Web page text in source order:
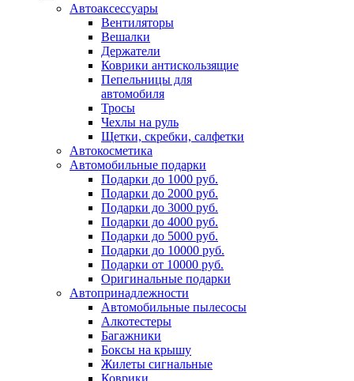
Автоаксессуары
Вентиляторы
Вешалки
Держатели
Коврики антискользящие
Пепельницы для
автомобиля
Тросы
Чехлы на руль
Щетки, скребки, салфетки
Автокосметика
Автомобильные подарки
Подарки до 1000 руб.
Подарки до 2000 руб.
Подарки до 3000 руб.
Подарки до 4000 руб.
Подарки до 5000 руб.
Подарки до 10000 руб.
Подарки от 10000 руб.
Оригинальные подарки
Автопринадлежности
Автомобильные пылесосы
Алкотестеры
Багажники
Боксы на крышу
Жилеты сигнальные
Коврики